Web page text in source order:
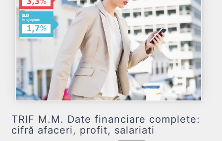
TRIF M.M. Date financiare complete:
cifră afaceri, profit, salariati